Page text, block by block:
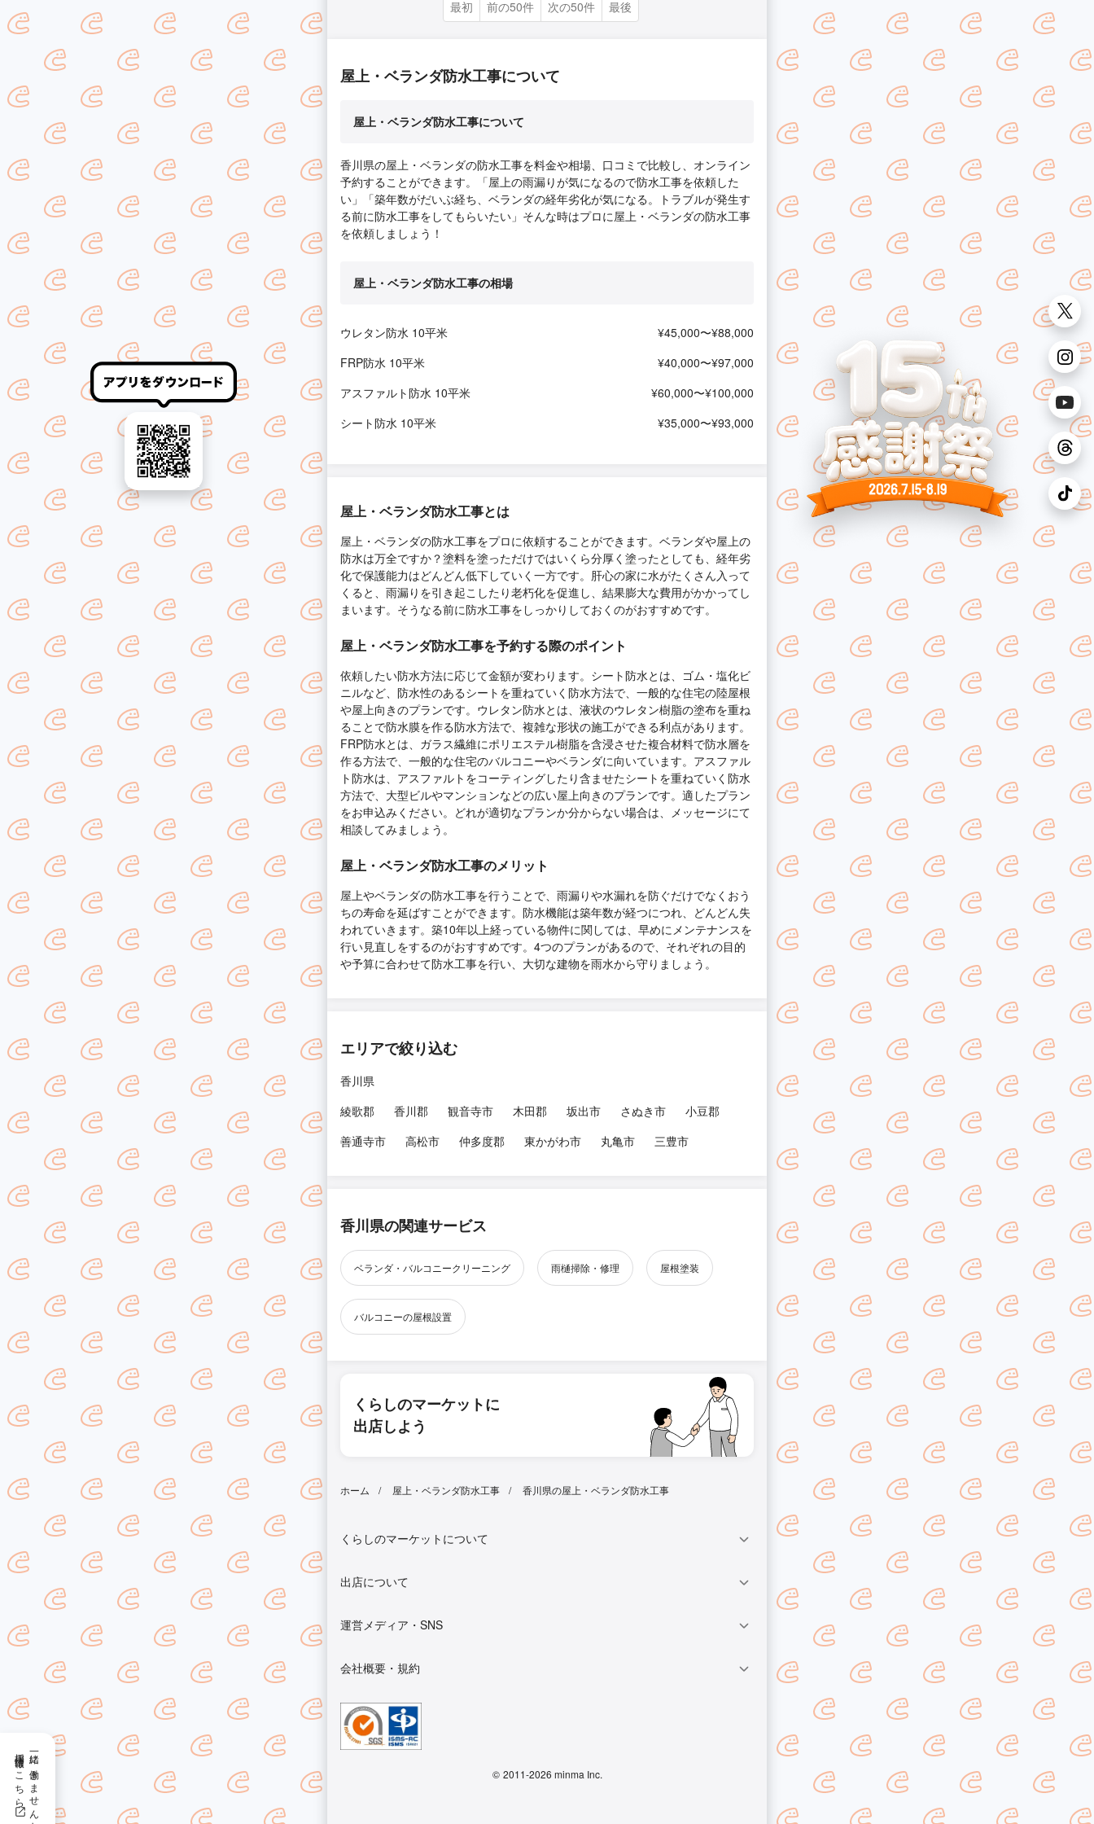
一緒に働きませんか？
採用情報はこちら
最初 前の50件 次の50件 最後
屋上・ベランダ防水工事について
屋上・ベランダ防水工事について
香川県の屋上・ベランダの防水工事を料金や相場、口コミで比較し、オンライン
予約することができます。「屋上の雨漏りが気になるので防水工事を依頼した
い」「築年数がだいぶ経ち、ベランダの経年劣化が気になる。トラブルが発生す
る前に防水工事をしてもらいたい」そんな時はプロに屋上・ベランダの防水工事
を依頼しましょう！
屋上・ベランダ防水工事の相場
ウレタン防水 10平米
¥45,000〜¥88,000
FRP防水 10平米
¥40,000〜¥97,000
アスファルト防水 10平米
¥60,000〜¥100,000
シート防水 10平米
¥35,000〜¥93,000
屋上・ベランダ防水工事とは
屋上・ベランダの防水工事をプロに依頼することができます。ベランダや屋上の
防水は万全ですか？塗料を塗っただけではいくら分厚く塗ったとしても、経年劣
化で保護能力はどんどん低下していく一方です。肝心の家に水がたくさん入って
くると、雨漏りを引き起こしたり老朽化を促進し、結果膨大な費用がかかってし
まいます。そうなる前に防水工事をしっかりしておくのがおすすめです。
屋上・ベランダ防水工事を予約する際のポイント
依頼したい防水方法に応じて金額が変わります。シート防水とは、ゴム・塩化ビ
ニルなど、防水性のあるシートを重ねていく防水方法で、一般的な住宅の陸屋根
や屋上向きのプランです。ウレタン防水とは、液状のウレタン樹脂の塗布を重ね
ることで防水膜を作る防水方法で、複雑な形状の施工ができる利点があります。
FRP防水とは、ガラス繊維にポリエステル樹脂を含浸させた複合材料で防水層を
作る方法で、一般的な住宅のバルコニーやベランダに向いています。アスファル
ト防水は、アスファルトをコーティングしたり含ませたシートを重ねていく防水
方法で、大型ビルやマンションなどの広い屋上向きのプランです。適したプラン
をお申込みください。どれが適切なプランか分からない場合は、メッセージにて
相談してみましょう。
屋上・ベランダ防水工事のメリット
屋上やベランダの防水工事を行うことで、雨漏りや水漏れを防ぐだけでなくおう
ちの寿命を延ばすことができます。防水機能は築年数が経つにつれ、どんどん失
われていきます。築10年以上経っている物件に関しては、早めにメンテナンスを
行い見直しをするのがおすすめです。4つのプランがあるので、それぞれの目的
や予算に合わせて防水工事を行い、大切な建物を雨水から守りましょう。
エリアで絞り込む
香川県
綾歌郡
香川郡 観音寺市 木田郡 坂出市 さぬき市
小豆郡
善通寺市
高松市 仲多度郡 東かがわ市 丸亀市 三豊市
香川県の関連サービス
ベランダ・バルコニークリーニング 雨樋掃除・修理 屋根塗装
バルコニーの屋根設置
くらしのマーケットに
出店しよう
ホーム 屋上・ベランダ防水工事 香川県の屋上・ベランダ防水工事
くらしのマーケットについて
出店について
運営メディア・SNS
会社概要・規約
© 2011-2026 minma Inc.